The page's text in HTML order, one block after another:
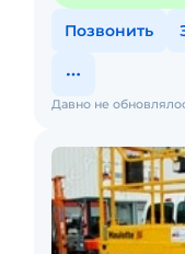
Позвонить
Давно не